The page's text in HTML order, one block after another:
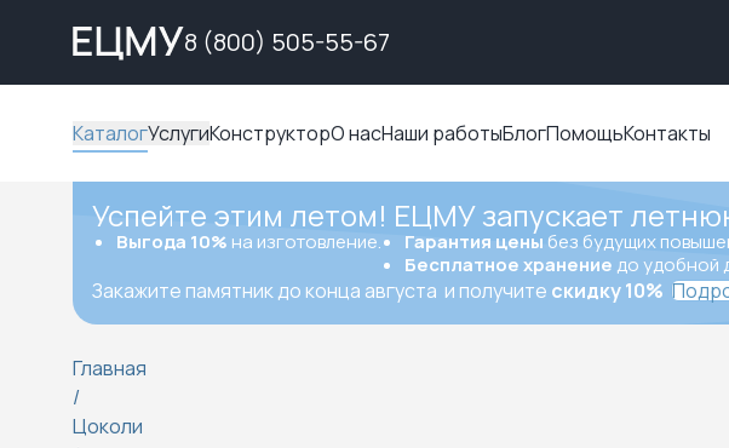
8 (800) 505-55-67
КаталогУслугиКонструкторО насНаши работыБлогПомощьКонтакты
Успейте этим летом! ЕЦМУ запускает
Выгода 10% на изготовление. Гарантия цены без будущих
Бесплатное хранение до удобной
Закажите памятник до конца августа и получите скидку 10%
Главная
/
Цоколи